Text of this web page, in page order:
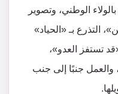
الوطني، وتصوير
التذرع بـ «الحياد»
تستفز العدو»،
والعمل جنبًا إلى جنب